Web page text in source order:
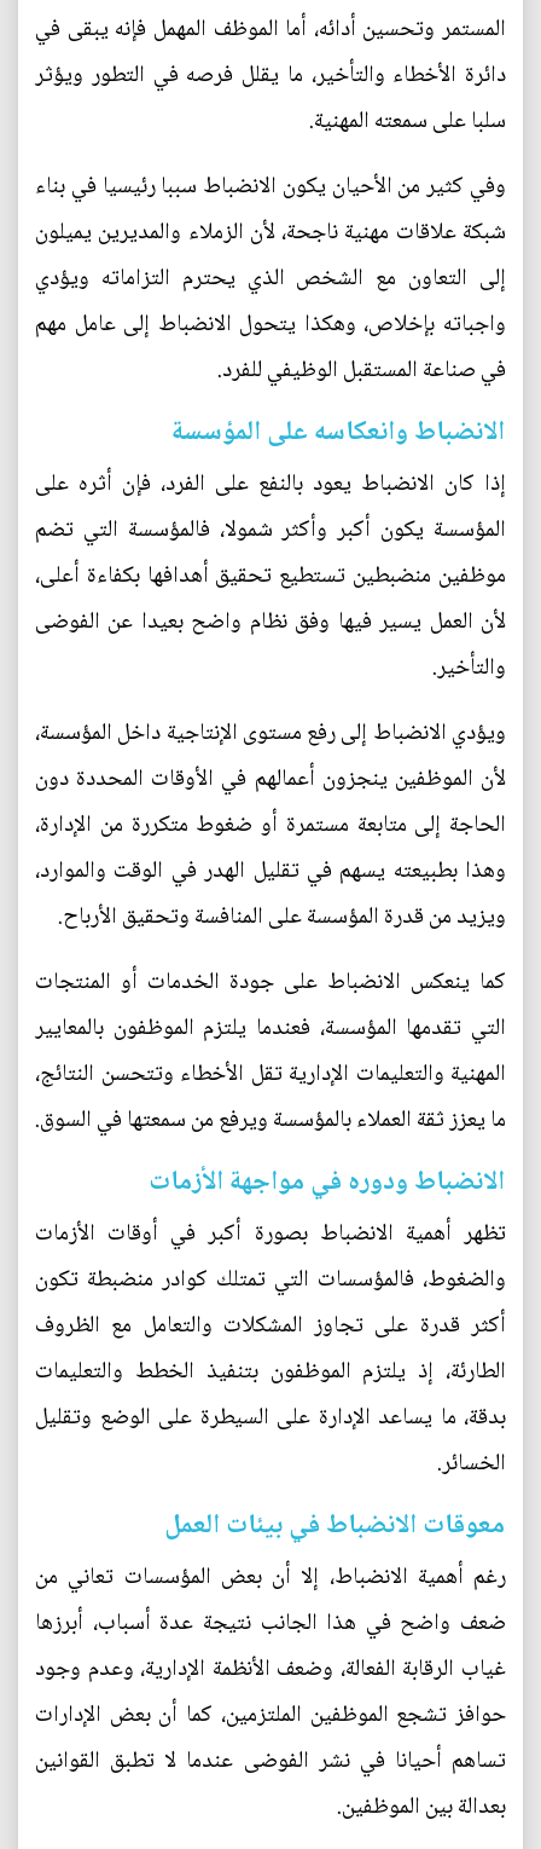
المستمر وتحسين أدائه، أما الموظف المهمل فإنه يبقى في
دائرة الأخطاء والتأخير، ما يقلل فرصه في التطور ويؤثر
سلبا على سمعته المهنية.
وفي كثير من الأحيان يكون الانضباط سببا رئيسيا في بناء
شبكة علاقات مهنية ناجحة، لأن الزملاء والمديرين يميلون
إلى التعاون مع الشخص الذي يحترم التزاماته ويؤدي
واجباته بإخلاص، وهكذا يتحول الانضباط إلى عامل مهم
في صناعة المستقبل الوظيفي للفرد.
الانضباط وانعكاسه على المؤسسة
إذا كان الانضباط يعود بالنفع على الفرد، فإن أثره على
المؤسسة يكون أكبر وأكثر شمولا، فالمؤسسة التي تضم
موظفين منضبطين تستطيع تحقيق أهدافها بكفاءة أعلى،
لأن العمل يسير فيها وفق نظام واضح بعيدا عن الفوضى
والتأخير.
ويؤدي الانضباط إلى رفع مستوى الإنتاجية داخل المؤسسة،
لأن الموظفين ينجزون أعمالهم في الأوقات المحددة دون
الحاجة إلى متابعة مستمرة أو ضغوط متكررة من الإدارة،
وهذا بطبيعته يسهم في تقليل الهدر في الوقت والموارد،
ويزيد من قدرة المؤسسة على المنافسة وتحقيق الأرباح.
كما ينعكس الانضباط على جودة الخدمات أو المنتجات
التي تقدمها المؤسسة، فعندما يلتزم الموظفون بالمعايير
المهنية والتعليمات الإدارية تقل الأخطاء وتتحسن النتائج،
ما يعزز ثقة العملاء بالمؤسسة ويرفع من سمعتها في السوق.
الانضباط ودوره في مواجهة الأزمات
تظهر أهمية الانضباط بصورة أكبر في أوقات الأزمات
والضغوط، فالمؤسسات التي تمتلك كوادر منضبطة تكون
أكثر قدرة على تجاوز المشكلات والتعامل مع الظروف
الطارئة، إذ يلتزم الموظفون بتنفيذ الخطط والتعليمات
بدقة، ما يساعد الإدارة على السيطرة على الوضع وتقليل
الخسائر.
معوقات الانضباط في بيئات العمل
رغم أهمية الانضباط، إلا أن بعض المؤسسات تعاني من
ضعف واضح في هذا الجانب نتيجة عدة أسباب، أبرزها
غياب الرقابة الفعالة، وضعف الأنظمة الإدارية، وعدم وجود
حوافز تشجع الموظفين الملتزمين، كما أن بعض الإدارات
تساهم أحيانا في نشر الفوضى عندما لا تطبق القوانين
بعدالة بين الموظفين.